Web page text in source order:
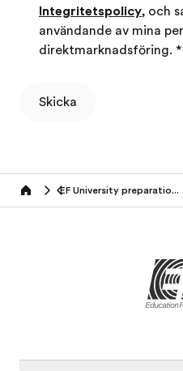
Integritetspolicy, och
användande av mina
direktmarknadsföring. *
Skicka
Home EF University preparation abroad